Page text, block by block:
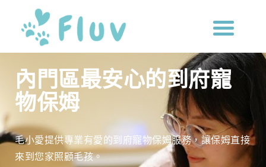
內門區最安心的到府寵
物保姆
毛小愛提供專業有愛的到府寵物保姆服務，讓保姆直接
來到您家照顧毛孩。